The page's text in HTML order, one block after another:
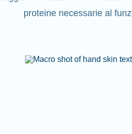
proteine necessarie al